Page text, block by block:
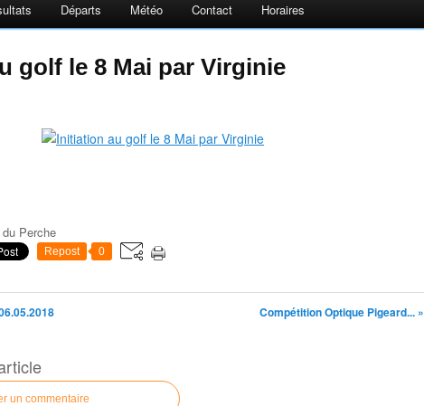
Départs Météo Contact Horaires
golf le 8 Mai par Virginie
Perche
Repost 0
Compétition Optique Pigeard... »
un commentaire